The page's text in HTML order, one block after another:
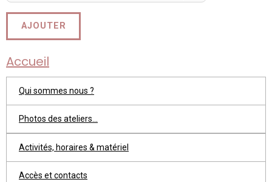
AJOUTER
Accueil
Qui sommes nous ?
Photos des ateliers...
Activités, horaires & matériel
Accès et contacts